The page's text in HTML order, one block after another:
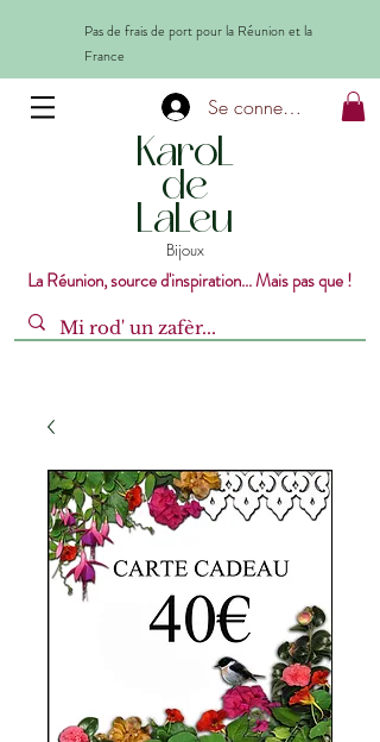
Pas de frais de port pour la Réunion et la
France
Se connecter
KaroL
de
LaLeu
Bijoux
La Réunion, source d'inspiration... Mais pas que !